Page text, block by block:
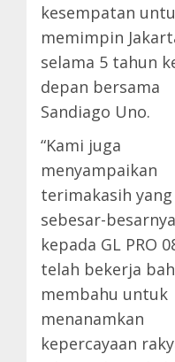
kesempatan
memimpin
selama 5 tahun
depan bersama
Sandiago Uno.
“Kami juga
menyampaikan
terimakasih yang
sebesar-besarnya
kepada GL PRO
telah bekerja
membahu untuk
menanamkan
kepercayaan